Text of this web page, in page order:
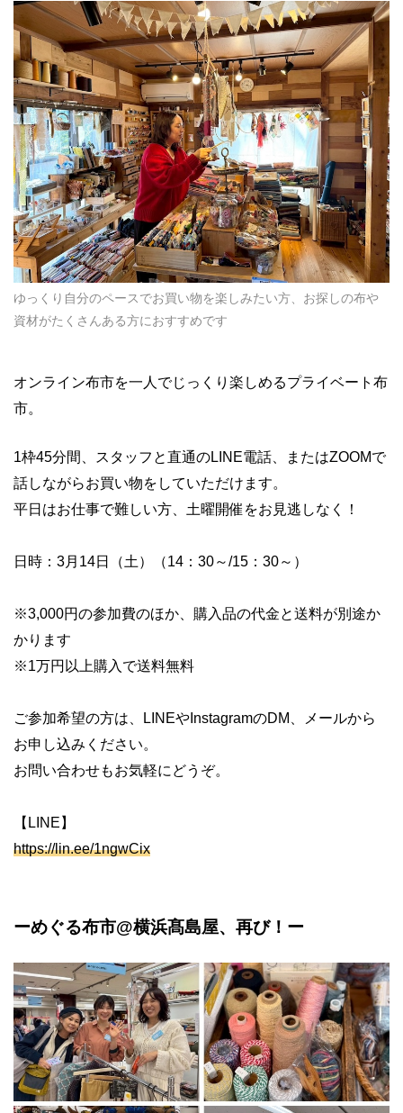
ゆっくり自分のペースでお買い物を楽しみたい方、お探しの布や
資材がたくさんある方におすすめです
オンライン布市を一人でじっくり楽しめるプライベート布
市。
1枠45分間、スタッフと直通のLINE電話、またはZOOMで
話しながらお買い物をしていただけます。
平日はお仕事で難しい方、土曜開催をお見逃しなく！
日時：3月14日（土）（14：30～/15：30～）
※3,000円の参加費のほか、購入品の代金と送料が別途か
かります
※1万円以上購入で送料無料
ご参加希望の方は、LINEやInstagramのDM、メールから
お申し込みください。
お問い合わせもお気軽にどうぞ。
【LINE】
https://lin.ee/1ngwCix
ーめぐる布市@横浜髙島屋、再び！ー